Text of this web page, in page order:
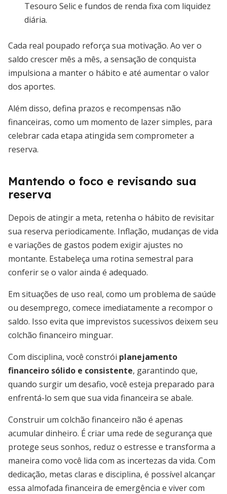
Tesouro Selic e fundos de renda fixa com liquidez
diária.
Cada real poupado reforça sua motivação. Ao ver o
saldo crescer mês a mês, a sensação de conquista
impulsiona a manter o hábito e até aumentar o valor
dos aportes.
Além disso, defina prazos e recompensas não
financeiras, como um momento de lazer simples, para
celebrar cada etapa atingida sem comprometer a
reserva.
Mantendo o foco e revisando sua
reserva
Depois de atingir a meta, retenha o hábito de revisitar
sua reserva periodicamente. Inflação, mudanças de vida
e variações de gastos podem exigir ajustes no
montante. Estabeleça uma rotina semestral para
conferir se o valor ainda é adequado.
Em situações de uso real, como um problema de saúde
ou desemprego, comece imediatamente a recompor o
saldo. Isso evita que imprevistos sucessivos deixem seu
colchão financeiro minguar.
Com disciplina, você constrói planejamento
financeiro sólido e consistente, garantindo que,
quando surgir um desafio, você esteja preparado para
enfrentá-lo sem que sua vida financeira se abale.
Construir um colchão financeiro não é apenas
acumular dinheiro. É criar uma rede de segurança que
protege seus sonhos, reduz o estresse e transforma a
maneira como você lida com as incertezas da vida. Com
dedicação, metas claras e disciplina, é possível alcançar
essa almofada financeira de emergência e viver com